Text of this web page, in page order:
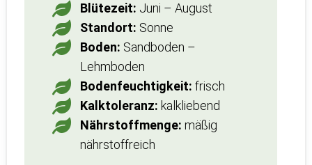
Blütezeit: Juni – August
Standort: Sonne
Boden: Sandboden –
Lehmboden
Bodenfeuchtigkeit: frisch
Kalktoleranz: kalkliebend
Nährstoffmenge: mäßig
nährstoffreich